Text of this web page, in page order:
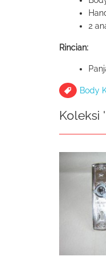
2
Rincian:
Body
Koleksi